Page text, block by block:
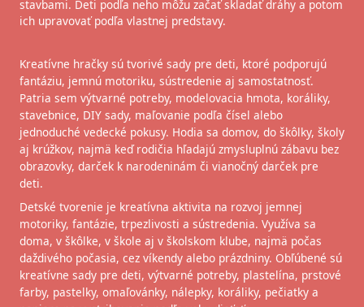
stavbami. Deti podľa neho môžu začať skladať dráhy a potom
ich upravovať podľa vlastnej predstavy.
Kreatívne hračky sú tvorivé sady pre deti, ktoré podporujú
fantáziu, jemnú motoriku, sústredenie aj samostatnosť.
Patria sem výtvarné potreby, modelovacia hmota, koráliky,
stavebnice, DIY sady, maľovanie podľa čísel alebo
jednoduché vedecké pokusy. Hodia sa domov, do škôlky, školy
aj krúžkov, najmä keď rodičia hľadajú zmysluplnú zábavu bez
obrazovky, darček k narodeninám či vianočný darček pre
deti.
Detské tvorenie je kreatívna aktivita na rozvoj jemnej
motoriky, fantázie, trpezlivosti a sústredenia. Využíva sa
doma, v škôlke, v škole aj v školskom klube, najmä počas
daždivého počasia, cez víkendy alebo prázdniny. Obľúbené sú
kreatívne sady pre deti, výtvarné potreby, plastelína, prstové
farby, pastelky, omaľovánky, nálepky, koráliky, pečiatky a